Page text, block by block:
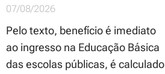
07/08/2026
Pelo texto, benefício é imediato
ao ingresso na Educação Básica
das escolas públicas, é calculado